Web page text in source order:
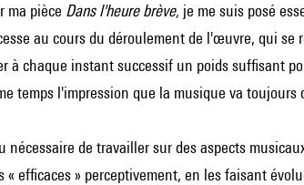
ma pièce Dans l'heure brève, je me suis posé
au cours du déroulement de l'œuvre, qui
à chaque instant successif un poids suffisant
temps l'impression que la musique va
nécessaire de travailler sur des aspects
« efficaces » perceptivement, en les faisant